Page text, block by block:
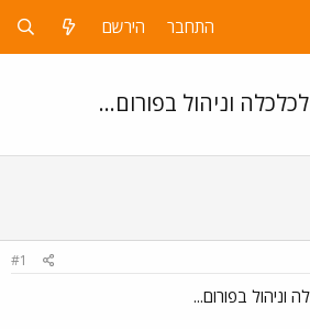
התחבר הירשם
וניהול בפורום...
#1
וניהול בפורום...